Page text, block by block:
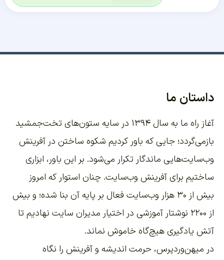
داستان ما
آغاز راه ما به سال ۱۳۹۴ در سایه ستون‌های تخت‌جمشید
بازمی‌گردد؛ جایی که باور کردیم شکوه ساختن در آفرینش
وب‌سایت‌هایی ماندگار تکرار می‌شود. بر این باور، ابزاری
ساختیم برای آفرینش وب‌سایت. چنان استوار که امروز
بیش از ۳۰ هزار وب‌سایت فعال بر پایه آن بنا شده؛ و بیش
از ۲۲۰۰
نوشتار آموزشی در اختیار مدیران سایت نهادیم تا
آتش یادگیری هیچ‌گاه خاموش نماند.
در میهن‌وردپرس، حرمت اندیشه و آفرینش را نگاه